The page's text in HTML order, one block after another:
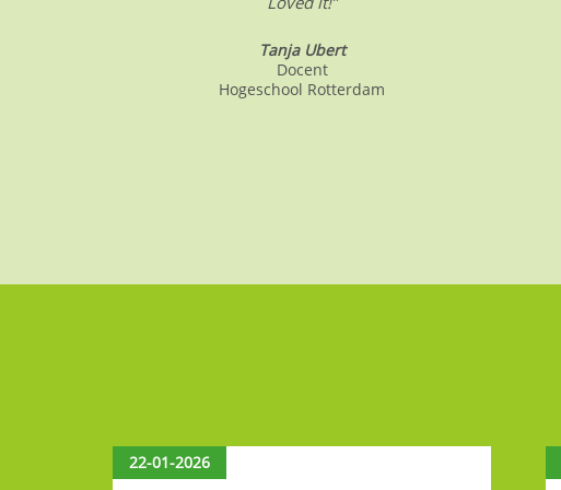
Tanja Ubert
Docent
Hogeschool Rotterdam
22-01-2026